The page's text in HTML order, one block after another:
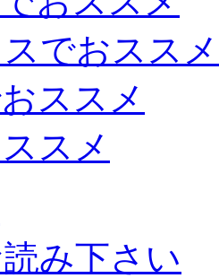
でおススメ
ススメ
スメ
み下さい